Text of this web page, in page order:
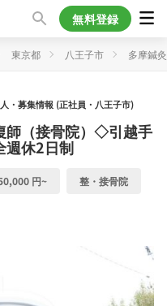
無料登録
東京都 八王子市 多摩鍼
・募集情報 (正社員・八王子市)
師（接骨院）◇引越手
週休2日制
円~ 整・接骨院